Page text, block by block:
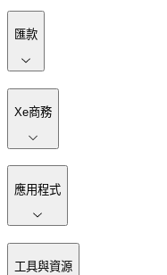
匯款
Xe商務
應用程式
工具與資源